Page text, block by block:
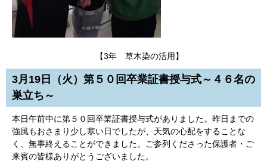
【3年 草木染の活用】
3月19日（火）第５０回卒業証書授与式～４６名の
巣立ち～
本日午前中に第５０回卒業証書授与式がありました。昨日までの
強風もおさまり少し寒い日でしたが、天気の心配をすることな
く、無事終えることができました。ご参列くださった保護者・ご
来賓の皆様ありがとうございました。